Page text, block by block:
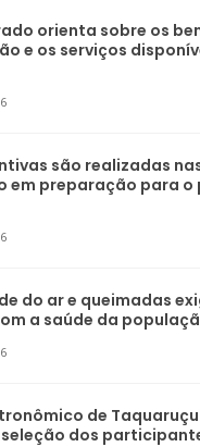
orienta sobre os
e os serviços
são realizadas
em preparação para o
do ar e queimadas
a saúde da
de
dos